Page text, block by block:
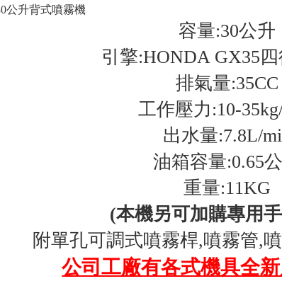
公升背式噴霧機
容量:30公升
引擎:HONDA GX35
排氣量:35CC
工作壓力:10-
出水量:7.8L/
油箱容量:0.65
重量:11KG
(本機另可加購專用
附單孔可調式噴霧桿,噴霧管,
公司工廠有各式機具全